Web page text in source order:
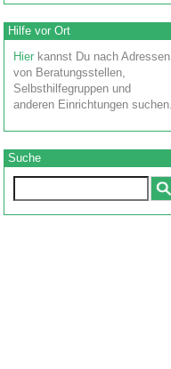
Hilfe vor Ort
Hier kannst Du nach Adressen
von Beratungsstellen,
Selbsthilfegruppen und
anderen Einrichtungen suchen.
Suche